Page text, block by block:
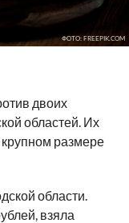
ФОТО: FREEPIK.COM
двоих
областей. Их
размере
области.
взяла